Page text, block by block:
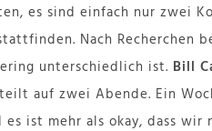
es sind einfach nur zwei
Nach Recherchen
unterschiedlich ist. Bill
auf zwei Abende. Ein
ist mehr als okay, dass wir